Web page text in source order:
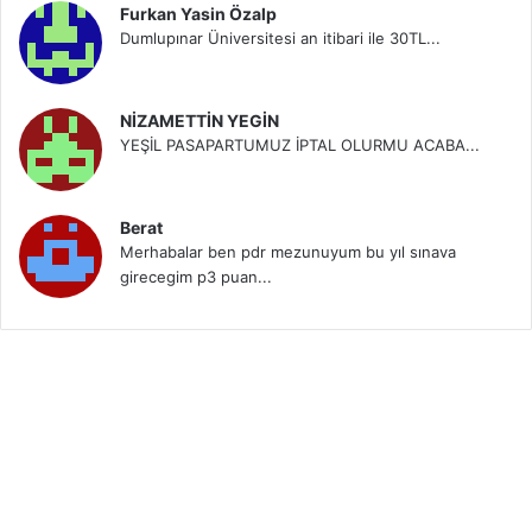
Furkan Yasin Özalp
Dumlupınar Üniversitesi an itibari ile 30TL...
NİZAMETTİN YEGİN
YEŞİL PASAPARTUMUZ İPTAL OLURMU ACABA...
Berat
Merhabalar ben pdr mezunuyum bu yıl sınava
girecegim p3 puan...